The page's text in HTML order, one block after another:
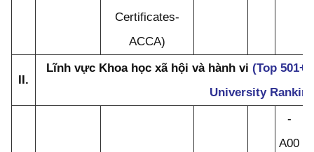
Certificates-
ACCA)
II.
Lĩnh vực Khoa học xã hội và hành vi (Top 501+
University
-
A00